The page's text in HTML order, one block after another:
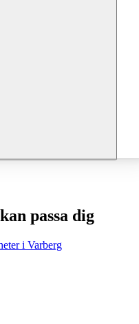
passa dig
i Varberg